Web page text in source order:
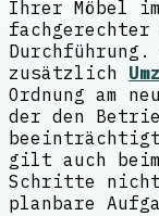
Ihrer Möbel
fachgerechter
Durchführung.
zusätzlich
Ordnung am
der den
gilt auch
Schritte
planbare